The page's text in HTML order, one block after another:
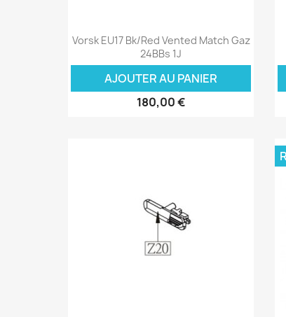
Aperçu rapide
Vorsk EU17 Bk/Red Vented Match Gaz
24BBs 1J
AJOUTER AU PANIER
180,00 €